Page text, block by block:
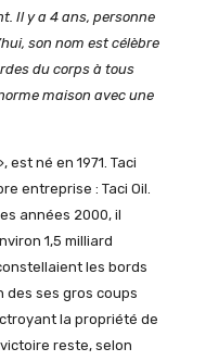
Il y a 4 ans, personne
son nom est célèbre
du corps à tous
maison avec une
est né en 1971. Taci
entreprise : Taci Oil.
années 2000, il
1,5 milliard
les bords
des ses gros coups
la propriété de
reste, selon